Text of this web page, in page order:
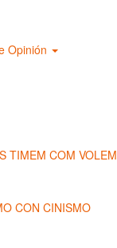
Opinión
TIMEM COM VOLEM
CON CINISMO